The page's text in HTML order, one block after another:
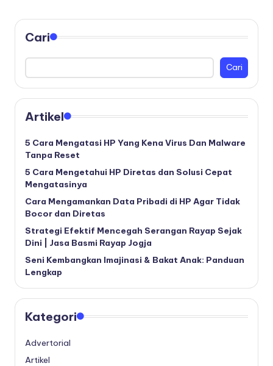
Cari
Cari
Artikel
5 Cara Mengatasi HP Yang Kena Virus Dan Malware
Tanpa Reset
5 Cara Mengetahui HP Diretas dan Solusi Cepat
Mengatasinya
Cara Mengamankan Data Pribadi di HP Agar Tidak
Bocor dan Diretas
Strategi Efektif Mencegah Serangan Rayap Sejak
Dini | Jasa Basmi Rayap Jogja
Seni Kembangkan Imajinasi & Bakat Anak: Panduan
Lengkap
Kategori
Advertorial
Artikel